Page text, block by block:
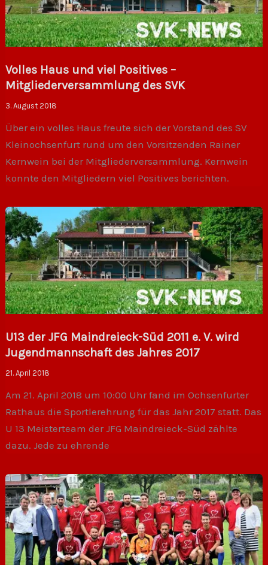
Volles Haus und viel Positives –
Mitgliederversammlung des SVK
3. August 2018
Über ein volles Haus freute sich der Vorstand des SV
Kleinochsenfurt rund um den Vorsitzenden Rainer
Kernwein bei der Mitgliederversammlung. Kernwein
konnte den Mitgliedern viel Positives berichten.
U13 der JFG Maindreieck-Süd 2011 e. V. wird
Jugendmannschaft des Jahres 2017
21. April 2018
Am 21. April 2018 um 10:00 Uhr fand im Ochsenfurter
Rathaus die Sportlerehrung für das Jahr 2017 statt. Das
U 13 Meisterteam der JFG Maindreieck-Süd zählte
dazu. Jede zu ehrende